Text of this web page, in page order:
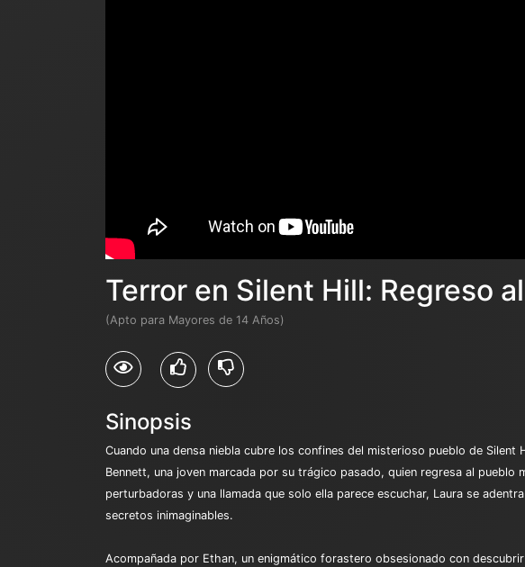
Terror en Silent Hill: Regreso
(Apto para Mayores de 14 Años)
Sinopsis
Cuando una densa niebla cubre los confines del misterioso pueblo de
Bennett, una joven marcada por su trágico pasado, quien regresa al
perturbadoras y una llamada que solo ella parece escuchar, Laura se
secretos inimaginables.
Acompañada por Ethan, un enigmático forastero obsesionado con